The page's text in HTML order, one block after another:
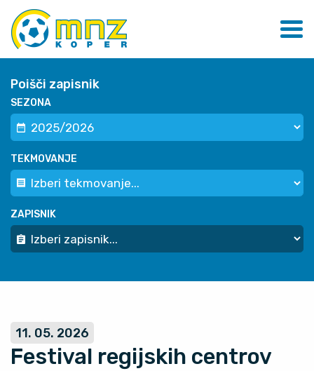
Poišči zapisnik
SEZONA
TEKMOVANJE
ZAPISNIK
11. 05. 2026
Festival regijskih centrov